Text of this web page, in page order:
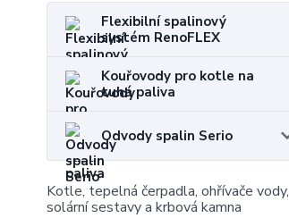
Flexibilní spalinový
systém RenoFLEX
Kouřovody pro kotle na
tuhá paliva
Odvody spalin Serio
Kotle, tepelná čerpadla, ohřívače vody,
solární sestavy a krbová kamna